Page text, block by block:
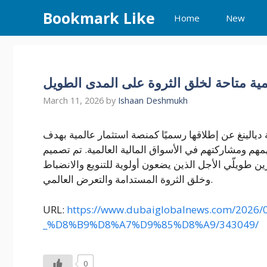
content
Bookmark Like Home New
متاحة لخلق الثروة على المدى الطويل
March 11, 2026 by Ishaan Deshmukh
المتحدة – 12 فبراير 2026: أعلنت منصة ديالينغ عن إطلاقها رسميًا كمنصة استثمار عالمية بهدف
ومشاركتهم في الأسواق المالية العالمية. تم تصميم
طويلّي الأجل الذين يضعون أولوية للتنويع والانضباط
وخلق الثروة المستدامة والتعرض العالمي.
URL: https://www.dubaiglobalnews.com/2026/
_%D8%B9%D8%A7%D9%85%D8%A9/343049/
0